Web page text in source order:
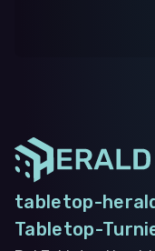
tabletop-
Tabletop-